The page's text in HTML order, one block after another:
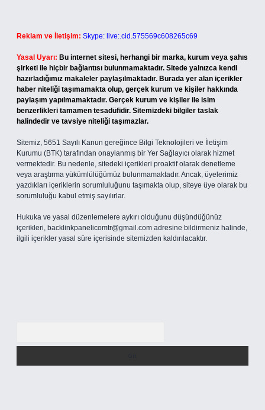
Reklam ve İletişim: Skype: live:.cid.575569c608265c69
Yasal Uyarı: Bu internet sitesi, herhangi bir marka, kurum veya şahıs
şirketi ile hiçbir bağlantısı bulunmamaktadır. Sitede yalnızca kendi
hazırladığımız makaleler paylaşılmaktadır. Burada yer alan içerikler
haber niteliği taşımamakta olup, gerçek kurum ve kişiler hakkında
paylaşım yapılmamaktadır. Gerçek kurum ve kişiler ile isim
benzerlikleri tamamen tesadüfidir. Sitemizdeki bilgiler taslak
halindedir ve tavsiye niteliği taşımazlar.
Sitemiz, 5651 Sayılı Kanun gereğince Bilgi Teknolojileri ve İletişim
Kurumu (BTK) tarafından onaylanmış bir Yer Sağlayıcı olarak hizmet
vermektedir. Bu nedenle, sitedeki içerikleri proaktif olarak denetleme
veya araştırma yükümlülüğümüz bulunmamaktadır. Ancak, üyelerimiz
yazdıkları içeriklerin sorumluluğunu taşımakta olup, siteye üye olarak bu
sorumluluğu kabul etmiş sayılırlar.
Hukuka ve yasal düzenlemelere aykırı olduğunu düşündüğünüz
içerikleri, backlinkpanelicomtr@gmail.com adresine bildirmeniz halinde,
ilgili içerikler yasal süre içerisinde sitemizden kaldırılacaktır.